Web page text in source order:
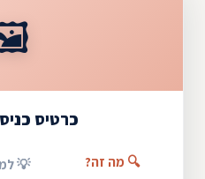
כרטיס
🔍 מה זה? 💡